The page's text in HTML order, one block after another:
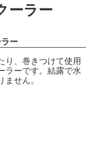
ーラー
ー
り、巻きつけて使用
ラーです。結露で水
せん。